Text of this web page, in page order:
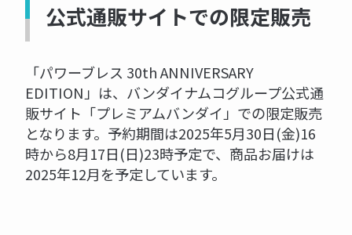
公式通販サイトでの限定販売
「パワーブレス 30th ANNIVERSARY
EDITION」は、バンダイナムコグループ公式通
販サイト「プレミアムバンダイ」での限定販売
となります。予約期間は2025年5月30日(金)16
時から8月17日(日)23時予定で、商品お届けは
2025年12月を予定しています。